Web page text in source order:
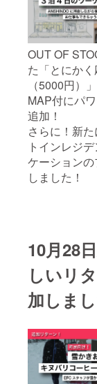
OUT OF
た「とにかく
（5000円）
MAP付にパ
追加！
さらに！新
トインレジ
ケーション
しました！
10月28
しいリ
加しまし